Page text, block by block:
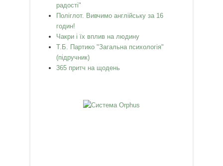
радості"
Поліглот. Вивчимо англійську за 16
годин!
Чакри і їх вплив на людину
Т.Б. Партико "Загальна психологія"
(підручник)
365 притч на щодень